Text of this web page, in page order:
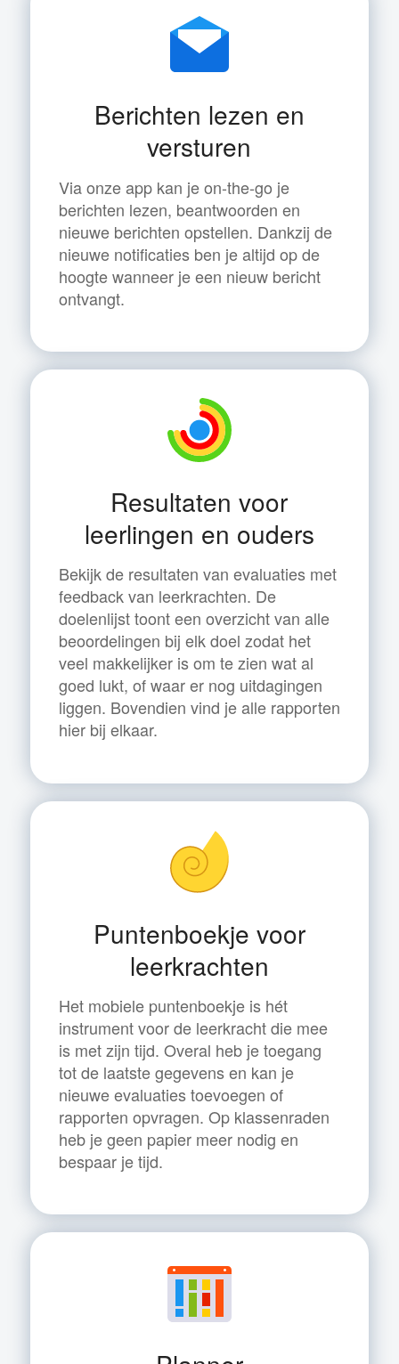
Berichten lezen en
versturen
Via onze app kan je on-the-go je
berichten lezen, beantwoorden en
nieuwe berichten opstellen. Dankzij de
nieuwe notificaties ben je altijd op de
hoogte wanneer je een nieuw bericht
ontvangt.
Resultaten voor
leerlingen en ouders
Bekijk de resultaten van evaluaties met
feedback van leerkrachten. De
doelenlijst toont een overzicht van alle
beoordelingen bij elk doel zodat het
veel makkelijker is om te zien wat al
goed lukt, of waar er nog uitdagingen
liggen. Bovendien vind je alle rapporten
hier bij elkaar.
Puntenboekje voor
leerkrachten
Het mobiele puntenboekje is hét
instrument voor de leerkracht die mee
is met zijn tijd. Overal heb je toegang
tot de laatste gegevens en kan je
nieuwe evaluaties toevoegen of
rapporten opvragen. Op klassenraden
heb je geen papier meer nodig en
bespaar je tijd.